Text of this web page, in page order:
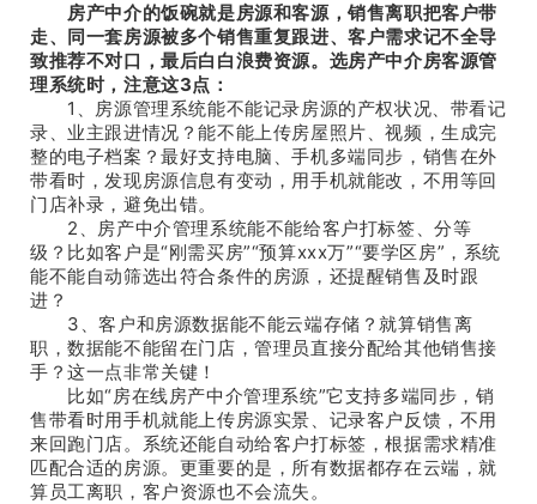
房产中介的饭碗就是房源和客源，销售离职把客户带
走、同一套房源被多个销售重复跟进、客户需求记不全导
致推荐不对口，最后白白浪费资源。选房产中介房客源管
理系统时，注意这3点：
1、房源管理系统能不能记录房源的产权状况、带看记
录、业主跟进情况？能不能上传房屋照片、视频，生成完
整的电子档案？最好支持电脑、手机多端同步，销售在外
带看时，发现房源信息有变动，用手机就能改，不用等回
门店补录，避免出错。
2、房产中介管理系统能不能给客户打标签、分等
级？比如客户是“刚需买房”“预算xxx万”“要学区房”，系统
能不能自动筛选出符合条件的房源，还提醒销售及时跟
进？
3、客户和房源数据能不能云端存储？就算销售离
职，数据能不能留在门店，管理员直接分配给其他销售接
手？这一点非常关键！
比如“房在线房产中介管理系统”它支持多端同步，销
售带看时用手机就能上传房源实景、记录客户反馈，不用
来回跑门店。系统还能自动给客户打标签，根据需求精准
匹配合适的房源。更重要的是，所有数据都存在云端，就
算员工离职，客户资源也不会流失。